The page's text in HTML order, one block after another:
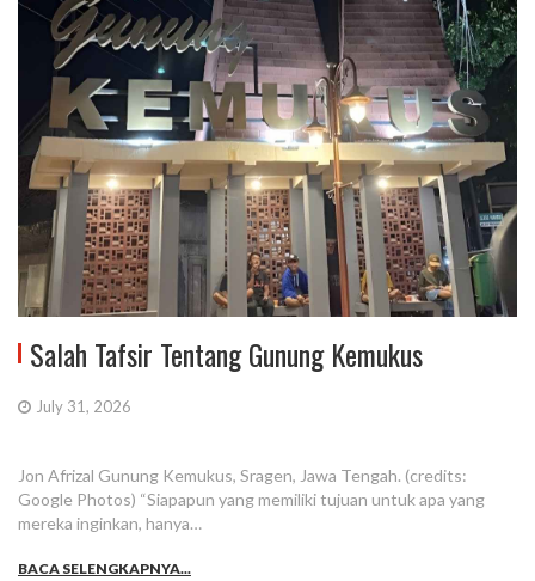
Salah Tafsir Tentang Gunung Kemukus
July 31, 2026
Jon Afrizal Gunung Kemukus, Sragen, Jawa Tengah. (credits:
Google Photos) “Siapapun yang memiliki tujuan untuk apa yang
mereka inginkan, hanya…
BACA SELENGKAPNYA...